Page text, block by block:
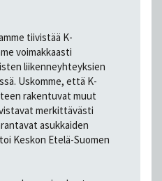
tiivistää K-
voimakkaasti
liikenneyhteyksien
Uskomme, että K-
rakentuvat muut
merkittävästi
asukkaiden
Keskon Etelä-Suomen